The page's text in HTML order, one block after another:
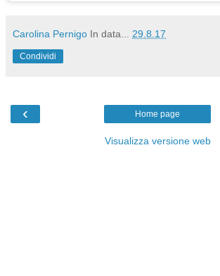
Carolina Pernigo In data... 29.8.17
Condividi
‹ Home page
Visualizza versione web